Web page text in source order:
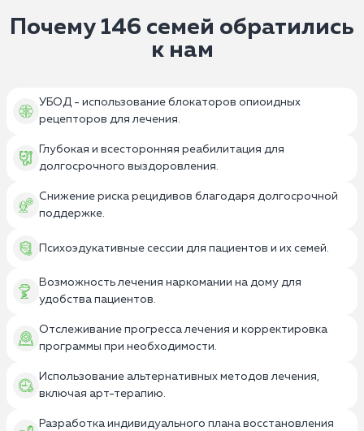
Почему 146 семей обратились
к нам
УБОД - использование блокаторов опиоидных
рецепторов для лечения.
Глубокая и всесторонняя реабилитация для
долгосрочного выздоровления.
Снижение риска рецидивов благодаря долгосрочной
поддержке.
Психоэдукативные сессии для пациентов и их семей.
Возможность лечения наркомании на дому для
удобства пациентов.
Отслеживание прогресса лечения и корректировка
программы при необходимости.
Использование альтернативных методов лечения,
включая арт-терапию.
Разработка индивидуального плана восстановления